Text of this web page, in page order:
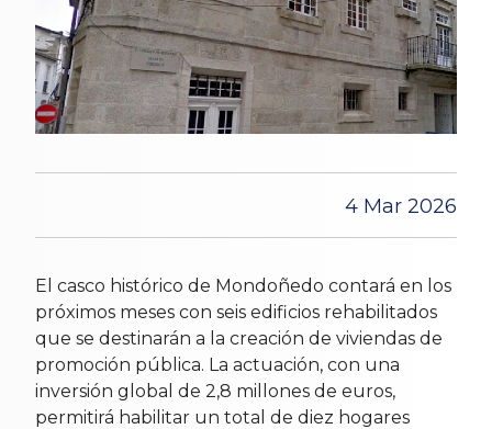
4 Mar 2026
El casco histórico de Mondoñedo contará en los
próximos meses con seis edificios rehabilitados
que se destinarán a la creación de viviendas de
promoción pública. La actuación, con una
inversión global de 2,8 millones de euros,
permitirá habilitar un total de diez hogares